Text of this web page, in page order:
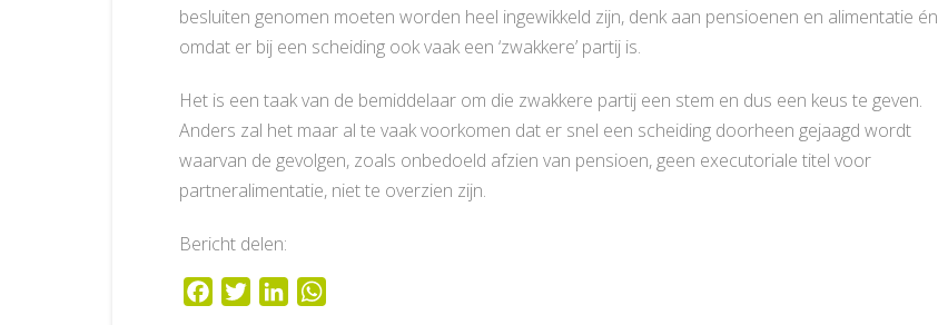
besluiten genomen moeten worden heel ingewikkeld zijn, denk aan pensioenen en alimentatie én
omdat er bij een scheiding ook vaak een ‘zwakkere’ partij is.
Het is een taak van de bemiddelaar om die zwakkere partij een stem en dus een keus te geven.
Anders zal het maar al te vaak voorkomen dat er snel een scheiding doorheen gejaagd wordt
waarvan de gevolgen, zoals onbedoeld afzien van pensioen, geen executoriale titel voor
partneralimentatie, niet te overzien zijn.
Bericht delen:
FacebookTwitterLinkedIn